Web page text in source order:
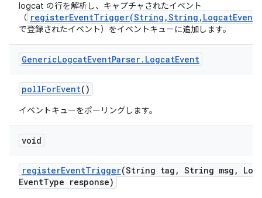
logcat の行を解析し、キャプチャされたイベント
（
で登録されたイベント）をイベントキューに追加します。
GenericLogcatEventParser. LogcatEvent
pollForEvent()
イベントキューをポーリングします。
void
registerEventTrigger(String tag , String msg ,
EventType response)